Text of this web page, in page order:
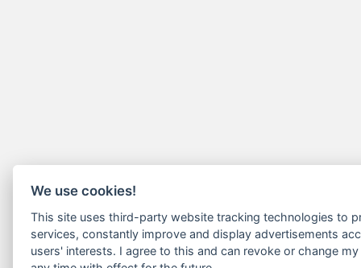
We use cookies!
This site uses third-party website tracking technologies to
services, constantly improve and display advertisements
users' interests. I agree to this and can revoke or change